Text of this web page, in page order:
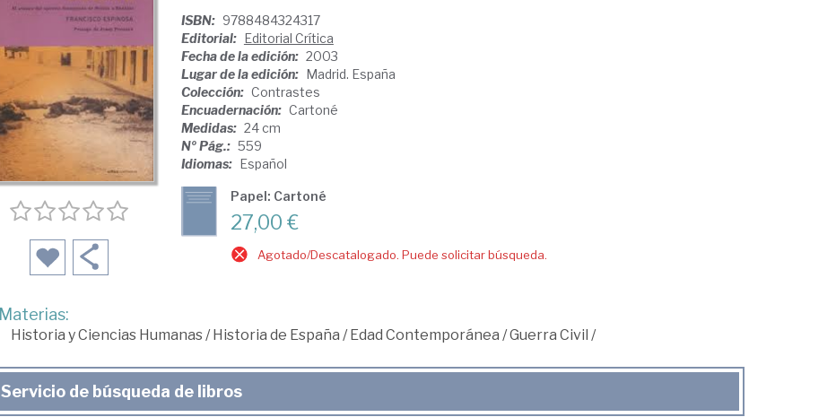
ISBN: 9788484324317
Editorial: Editorial Crítica
Fecha de la edición: 2003
Lugar de la edición: Madrid. España
Colección: Contrastes
Encuadernación: Cartoné
Medidas: 24 cm
Nº Pág.: 559
Idiomas: Español
Papel: Cartoné
27,00 €
Agotado/Descatalogado. Puede solicitar búsqueda.
Materias:
Historia y Ciencias Humanas/Historia de España /Edad Contemporánea /Guerra Civil /
Servicio de búsqueda de libros